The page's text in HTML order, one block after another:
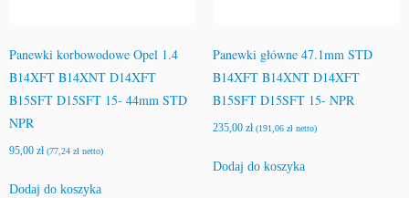
Panewki korbowodowe Opel 1.4
B14XFT B14XNT D14XFT
B15SFT D15SFT 15- 44mm STD
NPR
95,00 zł (77,24 zł netto)
Dodaj do koszyka
Panewki główne 47.1mm STD
B14XFT B14XNT D14XFT
B15SFT D15SFT 15- NPR
235,00 zł (191,06 złnetto)
Dodaj do koszyka